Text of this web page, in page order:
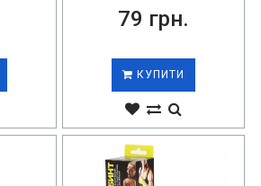
79 грн.
КУПИТИ